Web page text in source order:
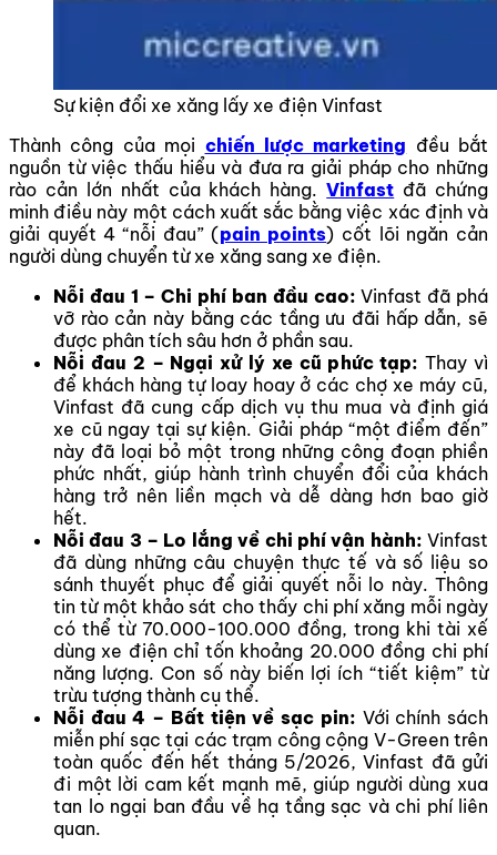
Sự kiện đổi xe xăng lấy xe điện Vinfast
Thành công của mọi chiến lược marketing đều bắt
nguồn từ việc thấu hiểu và đưa ra giải pháp cho những
rào cản lớn nhất của khách hàng.Vinfast đã chứng
minh điều này một cách xuất sắc bằng việc xác định và
giải quyết 4 “nỗi đau” (pain points) cốt lõi ngăn cản
người dùng chuyển từ xe xăng sang xe điện.
Nỗi đau 1 – Chi phí ban đầu cao: Vinfast đã phá
vỡ rào cản này bằng các tầng ưu đãi hấp dẫn, sẽ
được phân tích sâu hơn ở phần sau.
Nỗi đau 2 – Ngại xử lý xe cũ phức tạp: Thay vì
để khách hàng tự loay hoay ở các chợ xe máy cũ,
Vinfast đã cung cấp dịch vụ thu mua và định giá
xe cũ ngay tại sự kiện. Giải pháp “một điểm đến”
này đã loại bỏ một trong những công đoạn phiền
phức nhất, giúp hành trình chuyển đổi của khách
hàng trở nên liền mạch và dễ dàng hơn bao giờ
hết.
Nỗi đau 3 – Lo lắng về chi phí vận hành: Vinfast
đã dùng những câu chuyện thực tế và số liệu so
sánh thuyết phục để giải quyết nỗi lo này. Thông
tin từ một khảo sát cho thấy chi phí xăng mỗi ngày
có thể từ 70.000-100.000 đồng, trong khi tài xế
dùng xe điện chỉ tốn khoảng 20.000 đồng chi phí
năng lượng. Con số này biến lợi ích “tiết kiệm” từ
trừu tượng thành cụ thể.
Nỗi đau 4 – Bất tiện về sạc pin: Với chính sách
miễn phí sạc tại các trạm công cộng V-Green trên
toàn quốc đến hết tháng 5/2026, Vinfast đã gửi
đi một lời cam kết mạnh mẽ, giúp người dùng xua
tan lo ngại ban đầu về hạ tầng sạc và chi phí liên
quan.